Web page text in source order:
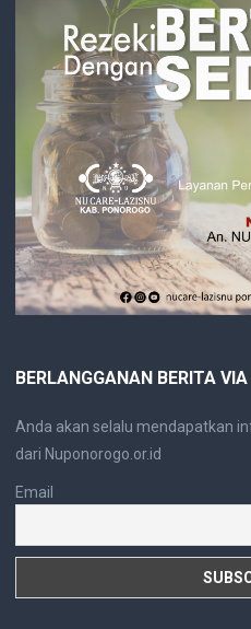
BERLANGGANAN BERITA
Anda akan selalu mendapatkan
dari Nuponorogo.or.id
Email